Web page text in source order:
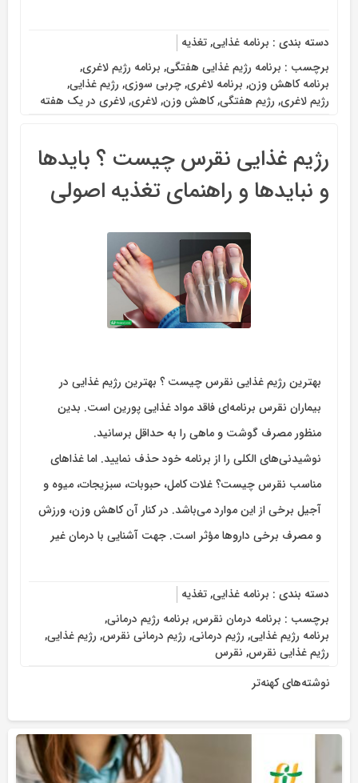
دسته بندی : برنامه غذایی,تغذیه
برچسب : برنامه رژیم غذایی هفتگی, برنامه رژیم لاغری,
برنامه کاهش وزن, برنامه لاغری,چربی سوزی, رژیم غذایی,
رژیم لاغری, رژیم هفتگی,کاهش وزن,لاغری,لاغری در یک هفته
رژیم غذایی نقرس چیست ؟ بایدها
و نبایدها و راهنمای تغذیه اصولی
بهترین رژیم غذایی نقرس چیست ؟ بهترین رژیم غذایی در
بیماران نقرس برنامه‌ای فاقد مواد غذایی پورین است. بدین
منظور مصرف گوشت و ماهی را به حداقل برسانید.
نوشیدنی‌های الکلی را از برنامه خود حذف نمایید. اما غذاهای
مناسب نقرس چیست؟ غلات کامل، حبوبات، سبزیجات، میوه و
آجیل برخی از این موارد می‌باشد. در کنار آن کاهش وزن، ورزش
و مصرف برخی داروها مؤثر است. جهت آشنایی با درمان غیر
دسته بندی : برنامه غذایی,تغذیه
برچسب : برنامه درمان نقرس, برنامه رژیم درمانی,
برنامه رژیم غذایی, رژیم درمانی, رژیم درمانی نقرس, رژیم غذایی,
رژیم غذایی نقرس, نقرس
راهبری
نوشته‌ها
نوشته‌های کهنه‌تر